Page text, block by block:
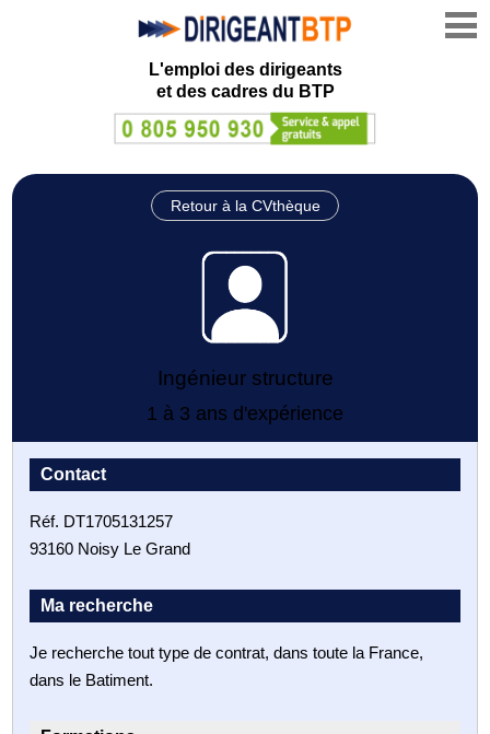
L'emploi des dirigeants
et des cadres du BTP
Retour à la CVthèque
Ingénieur structure
1 à 3 ans d'expérience
Contact
Réf. DT1705131257
93160 Noisy Le Grand
Ma recherche
Je recherche tout type de contrat, dans toute la France,
dans le Batiment.